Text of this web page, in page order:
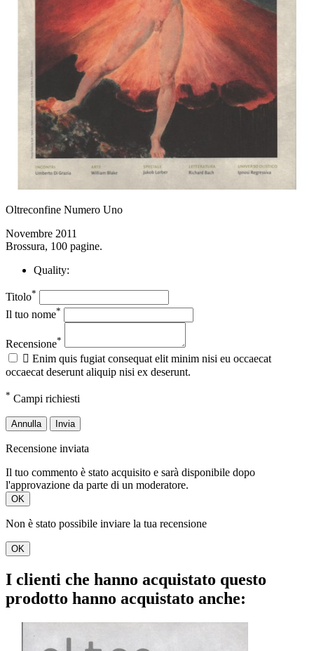
Oltreconfine Numero Uno
Novembre 2011
Brossura, 100 pagine.
Quality:
Titolo*
Il tuo nome*
Recensione*
 Enim quis fugiat consequat elit minim nisi eu occaecat
occaecat deserunt aliquip nisi ex deserunt.
* Campi richiesti
Annulla Invia
Recensione inviata
Il tuo commento è stato acquisito e sarà disponibile dopo
l'approvazione da parte di un moderatore.
OK
Non è stato possibile inviare la tua recensione
OK
I clienti che hanno acquistato questo
prodotto hanno acquistato anche: